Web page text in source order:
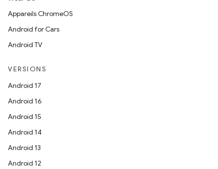
Appareils ChromeOS
Android for Cars
Android TV
VERSIONS
Android 17
Android 16
Android 15
Android 14
Android 13
Android 12